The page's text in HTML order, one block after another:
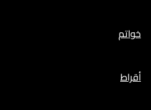
خواتم
أقراط